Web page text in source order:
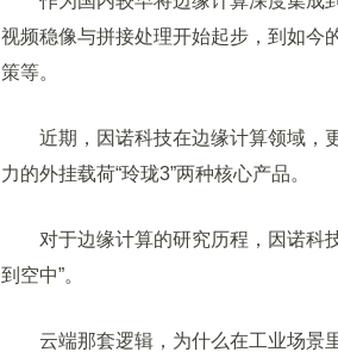
视频稳像与拼接处理开始起步，到如今
策等。
近期，因诺科技在边缘计算领域，
力的外挂载荷“玲珑3”两种核心产品。
对于边缘计算的研究历程，因诺科技
到空中”。
云端那套逻辑，为什么在工业场景